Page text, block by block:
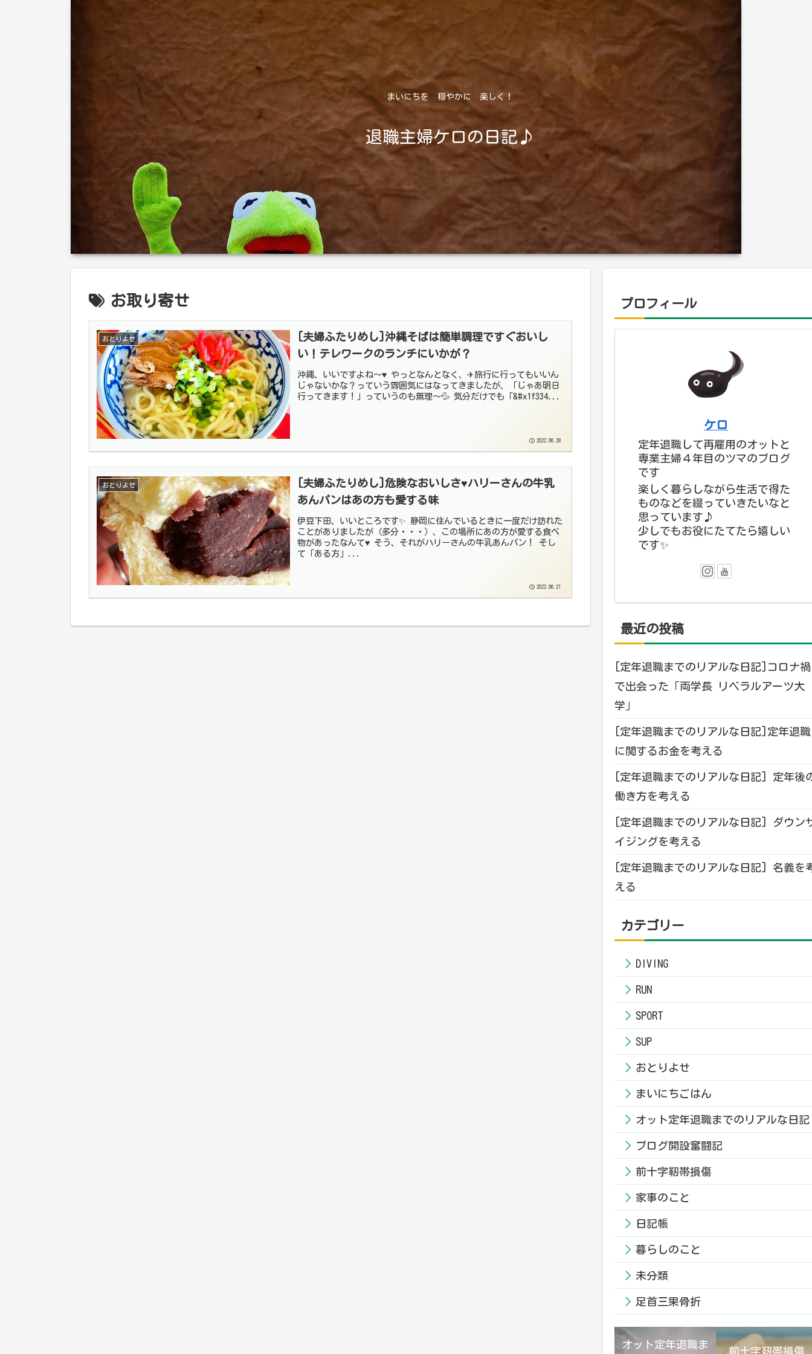
まいにちを 穏やかに 楽しく！
退職主婦ケロの日記♪
お取り寄せ
おとりよせ
[夫婦ふたりめし]沖縄そばは簡単調理ですぐおいし
い！テレワークのランチにいかが？
沖縄、いいですよね〜♥ やっとなんとなく、✈旅行に行ってもいいん
じゃないかな？っていう雰囲気にはなってきましたが、「じゃあ明日
行ってきます！」っていうのも無理〜💦 気分だけでも「&#x1f334...
2022.06.28
おとりよせ
[夫婦ふたりめし]危険なおいしさ♥ハリーさんの牛乳
あんパンはあの方も愛する味
伊豆下田、いいところです✨ 静岡に住んでいるときに一度だけ訪れた
ことがありましたが（多分・・・）、この場所にあの方が愛する食べ
物があったなんて♥ そう、それがハリーさんの牛乳あんパン！ そし
て「ある方」...
2022.06.21
プロフィール
ケロ
定年退職して再雇用のオットと
専業主婦４年目のツマのブログ
です
楽しく暮らしながら生活で得た
ものなどを綴っていきたいなと
思っています♪
少しでもお役にたてたら嬉しい
です✨️
最近の投稿
[定年退職までのリアルな日記]コロナ禍
で出会った「両学長 リベラルアーツ大
学」
[定年退職までのリアルな日記]定年退職
に関するお金を考える
[定年退職までのリアルな日記] 定年後
働き方を考える
[定年退職までのリアルな日記] ダウン
イジングを考える
[定年退職までのリアルな日記] 名義を
える
カテゴリー
DIVING
RUN
SPORT
SUP
おとりよせ
まいにちごはん
オット定年退職までのリアルな日記
ブログ開設奮闘記
前十字靭帯損傷
家事のこと
日記帳
暮らしのこと
未分類
足首三果骨折
オット定年退職ま
前十字靭帯損傷